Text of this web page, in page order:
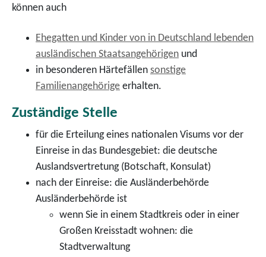
können auch
Ehegatten und Kinder von in Deutschland lebenden
ausländischen Staatsangehörigen und
in besonderen Härtefällen sonstige
Familienangehörige erhalten.
Zuständige Stelle
für die Erteilung eines nationalen Visums vor der
Einreise in das Bundesgebiet: die deutsche
Auslandsvertretung (Botschaft, Konsulat)
nach der Einreise: die Ausländerbehörde
Ausländerbehörde ist
wenn Sie in einem Stadtkreis oder in einer
Großen Kreisstadt wohnen: die
Stadtverwaltung